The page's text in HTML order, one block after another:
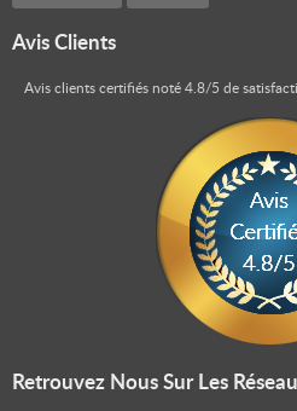
Avis Clients
Avis clients certifiés noté4.8/5 de
Retrouvez Nous Sur Les
Allez les cookies !
souhaitons
obtenir votre accord
fonctionnement